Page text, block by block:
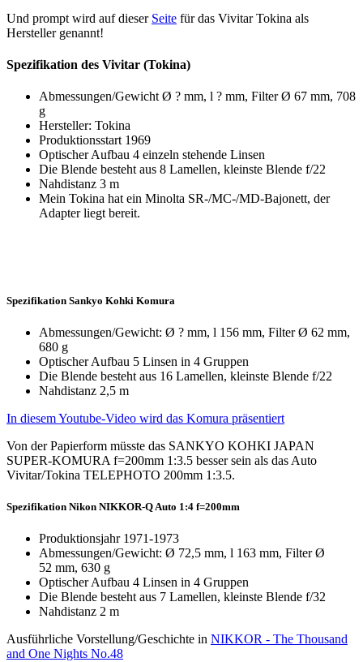
Und prompt wird auf dieser Seite für das Vivitar Tokina als
Hersteller genannt!
Spezifikation des Vivitar (Tokina)
Abmessungen/Gewicht Ø ? mm, l ? mm, Filter Ø 67 mm, 708
g
Hersteller: Tokina
Produktionsstart 1969
Optischer Aufbau 4 einzeln stehende Linsen
Die Blende besteht aus 8 Lamellen, kleinste Blende f/22
Nahdistanz 3 m
Mein Tokina hat ein Minolta SR-/MC-/MD-Bajonett, der
Adapter liegt bereit.
Spezifikation Sankyo Kohki Komura
Abmessungen/Gewicht: Ø ? mm, l 156 mm, Filter Ø 62 mm,
680 g
Optischer Aufbau 5 Linsen in 4 Gruppen
Die Blende besteht aus 16 Lamellen, kleinste Blende f/22
Nahdistanz 2,5 m
In diesem Youtube-Video wird das Komura präsentiert
Von der Papierform müsste das SANKYO KOHKI JAPAN
SUPER-KOMURA f=200mm 1:3.5 besser sein als das Auto
Vivitar/Tokina TELEPHOTO 200mm 1:3.5.
Spezifikation Nikon NIKKOR-Q Auto 1:4 f=200mm
Produktionsjahr 1971-1973
Abmessungen/Gewicht: Ø 72,5 mm, l 163 mm, Filter Ø
52 mm, 630 g
Optischer Aufbau 4 Linsen in 4 Gruppen
Die Blende besteht aus 7 Lamellen, kleinste Blende f/32
Nahdistanz 2 m
Ausführliche Vorstellung/Geschichte in NIKKOR - The Thousand
and One Nights No.48